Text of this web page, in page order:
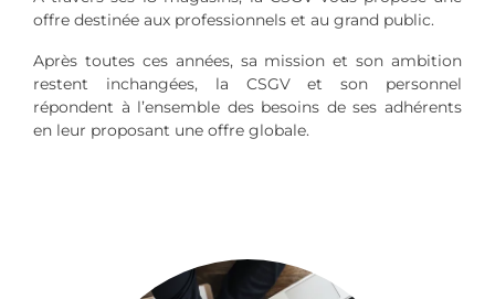
offre destinée aux professionnels et au grand public.
Après toutes ces années, sa mission et son ambition
restent inchangées, la CSGV et son personnel
répondent à l’ensemble des besoins de ses adhérents
en leur proposant une offre globale.